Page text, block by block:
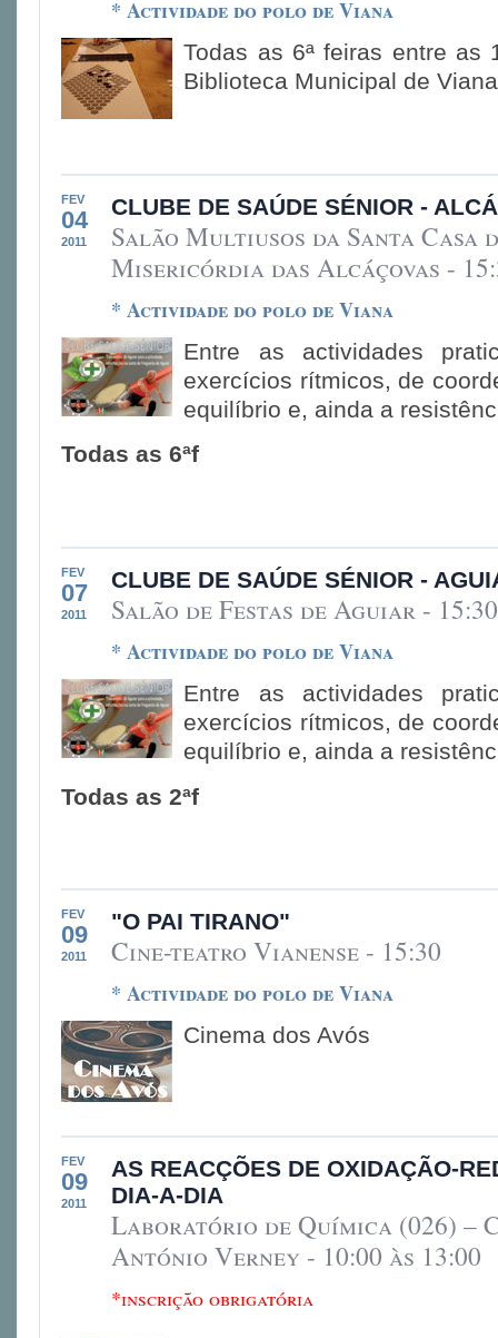
* Actividade do polo de Viana
Todas as 6ª feiras entre as
Biblioteca Municipal de
FEV
04
2011
CLUBE DE SAÚDE SÉNIOR -
Salão Multiusos da Santa Casa
Misericórdia das Alcáçovas -
* Actividade do polo de Viana
Entre as actividades
exercícios rítmicos, de
equilíbrio e, ainda a
Todas as 6ªf
FEV
07
2011
CLUBE DE SAÚDE SÉNIOR -
Salão de Festas de Aguiar -
* Actividade do polo de Viana
Entre as actividades
exercícios rítmicos, de
equilíbrio e, ainda a
Todas as 2ªf
FEV
09
2011
"O PAI TIRANO"
Cine-teatro Vianense - 15:30
* Actividade do polo de Viana
Cinema dos Avós
FEV
09
2011
AS REACÇÕES DE OXIDAÇÃO-
DIA-A-DIA
Laboratório de Química (026) –
António Verney - 10:00 às 13:00
*inscrição obrigatória